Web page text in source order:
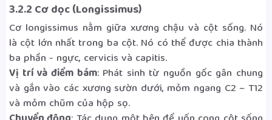
3.2.2 Cơ dọc (Longissimus)
Cơ longissimus nằm giữa xương chậu và cột sống. Nó
là cột lớn nhất trong ba cột. Nó có thể được chia thành
ba phần - ngực, cervicis và capitis.
Vị trí và điểm bám: Phát sinh từ nguồn gốc gân chung
và gắn vào các xương sườn dưới, mỏm ngang C2 – T12
và mỏm chũm của hộp sọ.